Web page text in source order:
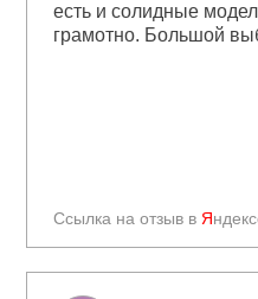
Ссылка на отзыв в Я
есть и солидные
грамотно. Большой